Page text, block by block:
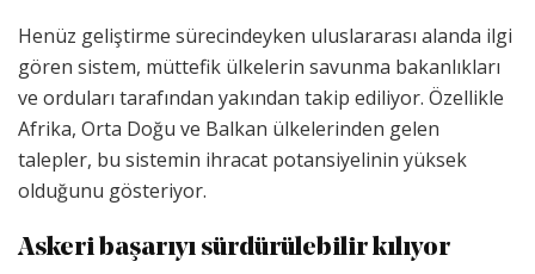
Henüz geliştirme sürecindeyken uluslararası alanda ilgi
gören sistem, müttefik ülkelerin savunma bakanlıkları
ve orduları tarafından yakından takip ediliyor. Özellikle
Afrika, Orta Doğu ve Balkan ülkelerinden gelen
talepler, bu sistemin ihracat potansiyelinin yüksek
olduğunu gösteriyor.
Askeri başarıyı sürdürülebilir kılıyor